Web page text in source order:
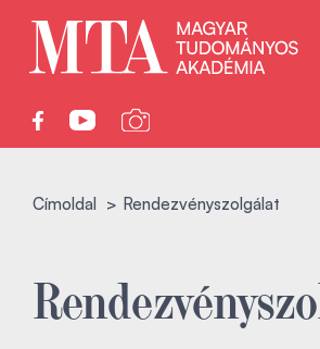
Címoldal Rendezvényszolgálat